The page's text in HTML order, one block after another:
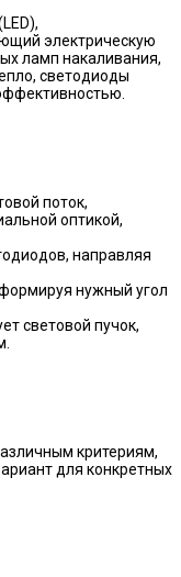
электрическую
ламп накаливания,
светодиоды
поток,
оптикой,
направляя
нужный угол
световой пучок,
критериям,
для конкретных